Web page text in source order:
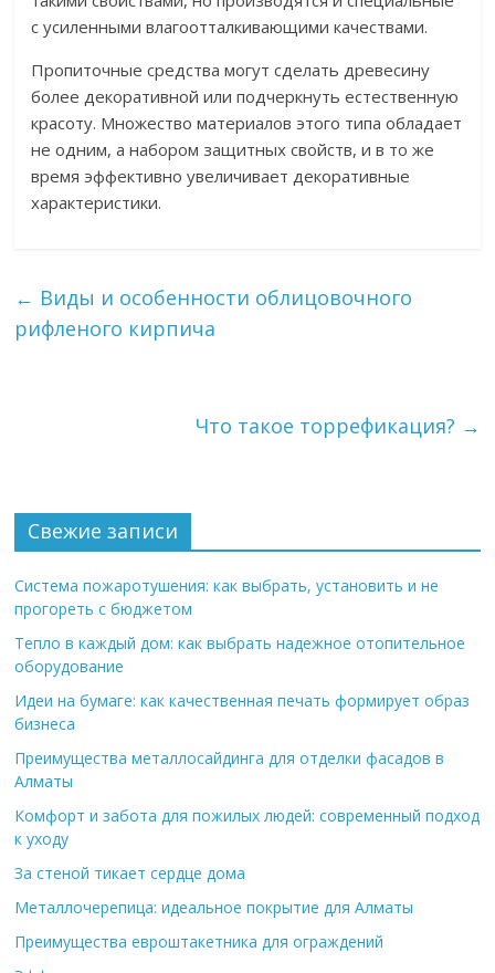
с усиленными влагоотталкивающими качествами.
Пропиточные средства могут сделать древесину
более декоративной или подчеркнуть естественную
красоту. Множество материалов этого типа обладает
не одним, а набором защитных свойств, и в то же
время эффективно увеличивает декоративные
характеристики.
← Виды и особенности облицовочного
рифленого кирпича
Что такое торрефикация? →
Свежие записи
Система пожаротушения: как выбрать, установить и не
прогореть с бюджетом
Тепло в каждый дом: как выбрать надежное отопительное
оборудование
Идеи на бумаге: как качественная печать формирует образ
бизнеса
Преимущества металлосайдинга для отделки фасадов в
Алматы
Комфорт и забота для пожилых людей: современный подход
к уходу
За стеной тикает сердце дома
Металлочерепица: идеальное покрытие для Алматы
Преимущества евроштакетника для ограждений